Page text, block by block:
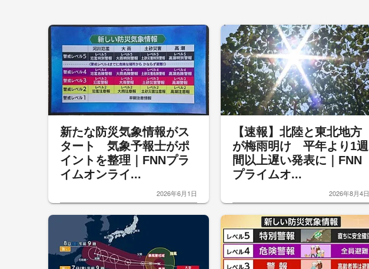
新たな防災気象情報がス
タート 気象予報士がポ
イントを整理｜FNNプラ
イムオンライ...
2026年6月1日
【速報】北陸と東北地方
が梅雨明け 平年より1週
間以上遅い発表に｜FNN
プライムオ...
2026年8月4日